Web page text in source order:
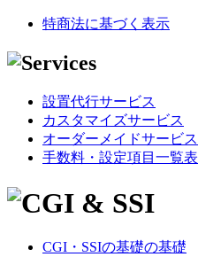
特商法に基づく表示
設置代行サービス
カスタマイズサービス
オーダーメイドサービス
手数料・設定項目一覧表
CGI・SSIの基礎の基礎